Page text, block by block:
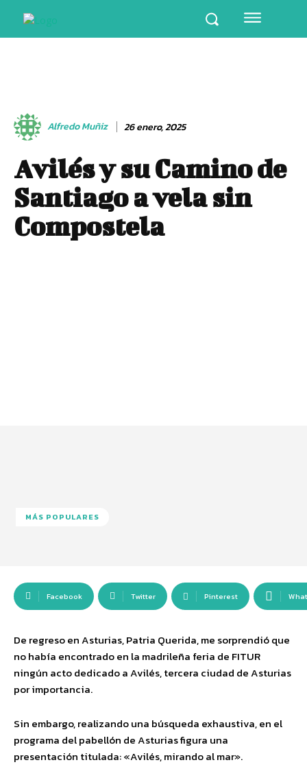
Alfredo Muñiz 26 enero, 2025
Avilés y su Camino de
Santiago a vela sin
Compostela
MÁS POPULARES
Facebook Twitter Pinterest
De regreso en Asturias, Patria Querida, me sorprendió que
no había encontrado en la madrileña feria de FITUR
ningún acto dedicado a Avilés, tercera ciudad de Asturias
por importancia.
Sin embargo, realizando una búsqueda exhaustiva, en el
programa del pabellón de Asturias figura una
presentación titulada: «Avilés, mirando al mar».